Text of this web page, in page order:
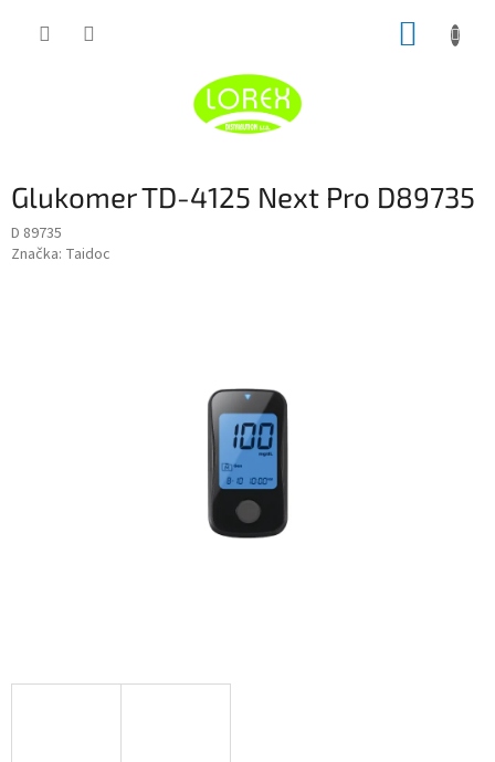
Glukomer TD-4125 Next Pro D89735
D 89735
Značka: Taidoc